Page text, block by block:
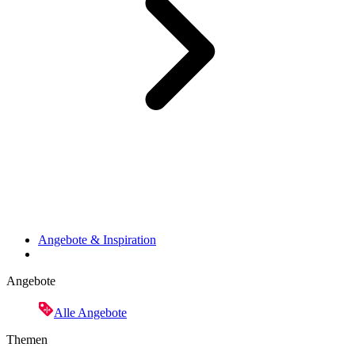
Angebote & Inspiration
Angebote
Alle Angebote
Themen